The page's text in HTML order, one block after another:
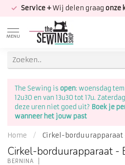
Service +Wij delen graag onze
MENU
The Sewing is open: woensdag
12u30 en van 13u30 tot 17u.
deze uren niet goed uit? Boek je
wanneer het jouw past
Home / Cirkel-borduurapparaat
Cirkel-borduurapparaat -
BERNINA